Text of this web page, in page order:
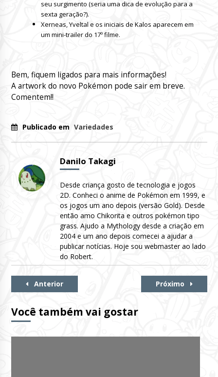
seu surgimento (seria uma dica de evolução para a
sexta geração?).
Xerneas, Yveltal e os iniciais de Kalos aparecem em
um mini-trailer do 17º filme.
Bem, fiquem ligados para mais informações!
A artwork do novo Pokémon pode sair em breve.
Comentem!!
Publicado em Variedades
Danilo Takagi
Desde criança gosto de tecnologia e jogos
2D. Conheci o anime de Pokémon em 1999, e
os jogos um ano depois (versão Gold). Desde
então amo Chikorita e outros pokémon tipo
grass. Ajudo a Mythology desde a criação em
2004 e um ano depois comecei a ajudar a
publicar notícias. Hoje sou webmaster ao lado
do Robert.
Continue
Anterior Próximo
Você também vai gostar